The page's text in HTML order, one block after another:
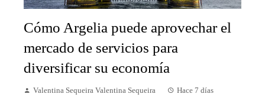
Cómo Argelia puede aprovechar el
mercado de servicios para
diversificar su economía
Valentina Sequeira Valentina Sequeira Hace 7 días